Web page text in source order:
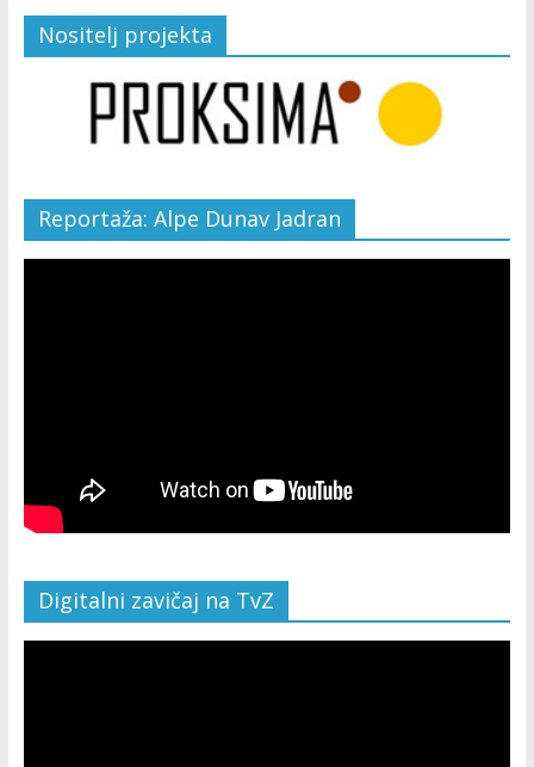
Nositelj projekta
Reportaža: Alpe Dunav Jadran
Digitalni zavičaj na TvZ